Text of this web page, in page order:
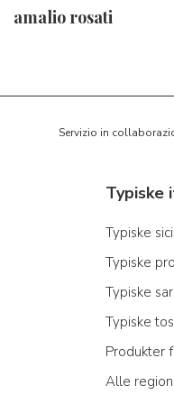
amalio rosati
Servizio in
Typiske
Typiske
Typiske
Typiske
Produkter
Alle